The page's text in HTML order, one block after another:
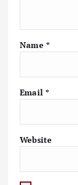
Name *
Email *
Website